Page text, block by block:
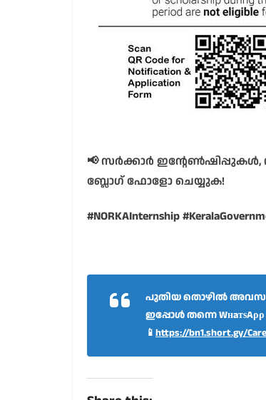
📢സർക്കാർ
ബ്ലോഗ് ഫോളോ ചെയ്യുക!
#NORKAInternship
പുതിയ തൊഴിൽ
ഇപ്പോൾ തന്നെ
📱 https://bn1.short.gy/